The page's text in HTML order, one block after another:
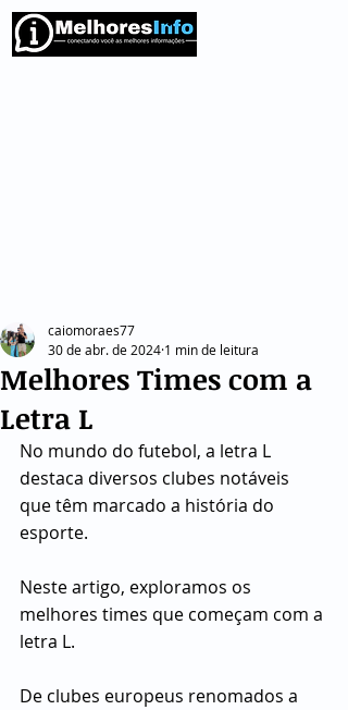
Melhores Times com a
Letra L
caiomoraes77
30 de abr. de 2024 1 min de leitura
No mundo do futebol, a letra L
destaca diversos clubes notáveis
que têm marcado a história do
esporte.
Neste artigo, exploramos os
melhores times que começam com a
letra L.
De clubes europeus renomados a